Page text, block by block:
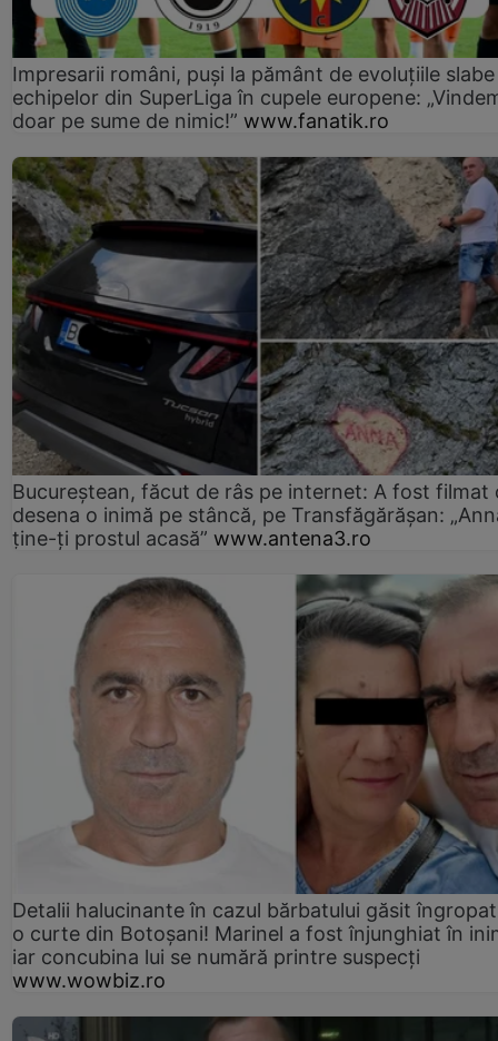
Impresarii români, puși la pământ de evoluțiile slabe
echipelor din SuperLiga în cupele europene:
doar pe sume de nimic!” www.fanatik.ro
Bucureștean, făcut de râs pe internet: A fost filmat
desena o inimă pe stâncă, pe Transfăgărășan:
ține-ți prostul acasă” www.antena3.ro
Detalii halucinante în cazul bărbatului găsit
o curte din Botoșani! Marinel a fost înjunghiat în
iar concubina lui se numără printre suspecți
www.wowbiz.ro